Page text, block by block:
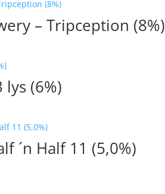
– Tripception (8%)
lys (6%)
´n Half 11 (5,0%)